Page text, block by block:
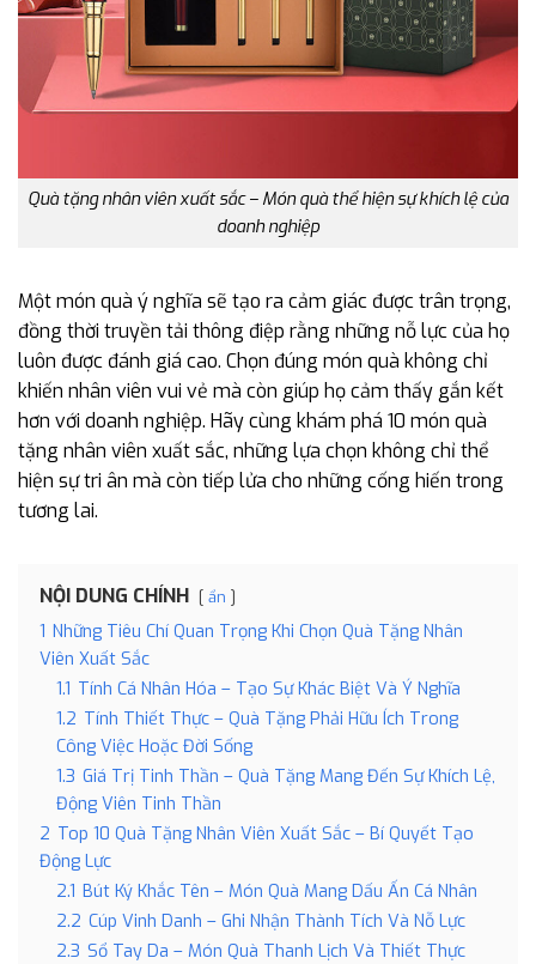
Quà tặng nhân viên xuất sắc – Món quà thể hiện sự khích lệ của
doanh nghiệp
Một món quà ý nghĩa sẽ tạo ra cảm giác được trân trọng,
đồng thời truyền tải thông điệp rằng những nỗ lực của họ
luôn được đánh giá cao. Chọn đúng món quà không chỉ
khiến nhân viên vui vẻ mà còn giúp họ cảm thấy gắn kết
hơn với doanh nghiệp. Hãy cùng khám phá 10 món quà
tặng nhân viên xuất sắc, những lựa chọn không chỉ thể
hiện sự tri ân mà còn tiếp lửa cho những cống hiến trong
tương lai.
NỘI DUNG CHÍNH ẩn
1 Những Tiêu Chí Quan Trọng Khi Chọn Quà Tặng Nhân
Viên Xuất Sắc
1.1 Tính Cá Nhân Hóa – Tạo Sự Khác Biệt Và Ý Nghĩa
1.2 Tính Thiết Thực – Quà Tặng Phải Hữu Ích Trong
Công Việc Hoặc Đời Sống
1.3 Giá Trị Tinh Thần – Quà Tặng Mang Đến Sự Khích Lệ,
Động Viên Tinh Thần
2 Top 10 Quà Tặng Nhân Viên Xuất Sắc – Bí Quyết Tạo
Động Lực
2.1 Bút Ký Khắc Tên – Món Quà Mang Dấu Ấn Cá Nhân
2.2 Cúp Vinh Danh – Ghi Nhận Thành Tích Và Nỗ Lực
2.3 Sổ Tay Da – Món Quà Thanh Lịch Và Thiết Thực